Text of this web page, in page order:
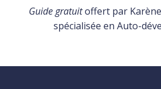
Guide gratuitoffert par Karène
spécialisée en Auto-